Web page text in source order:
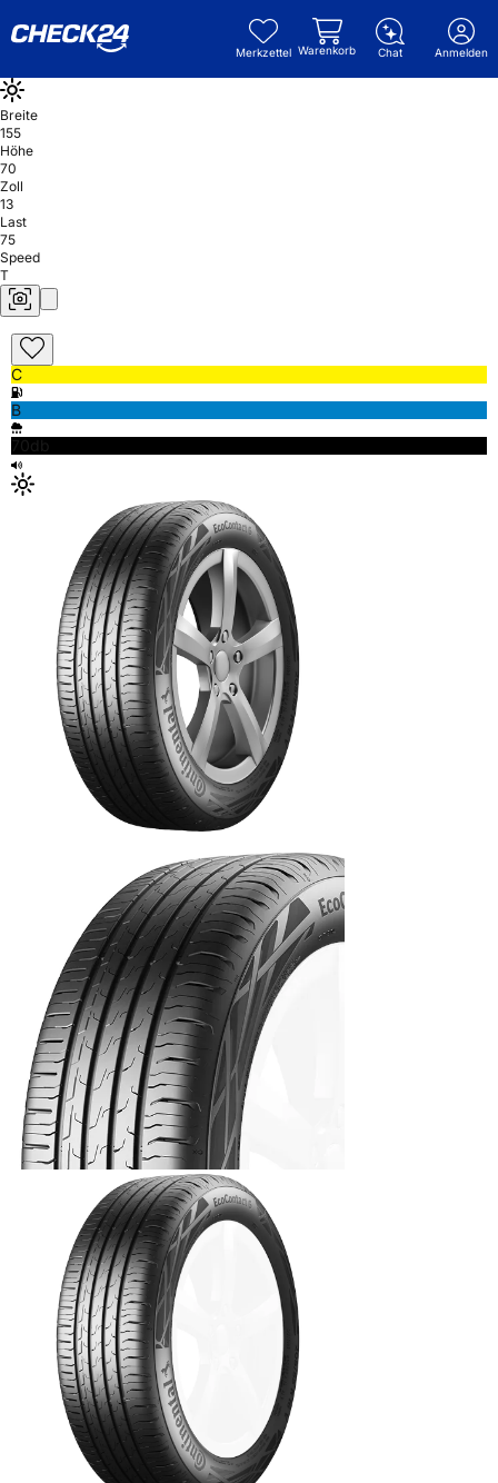
Merkzettel Warenkorb Chat Anmelden
Breite
155
Höhe
70
Zoll
13
Last
75
Speed
T
C
B
70db